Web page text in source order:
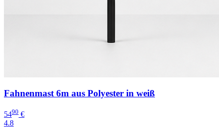
Fahnenmast 6m aus Polyester in weiß
5490 €
4.8